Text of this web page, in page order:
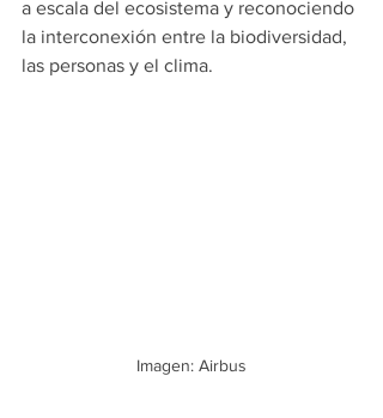
a escala del ecosistema y reconociendo
la interconexión entre la biodiversidad,
las personas y el clima.
Imagen: Airbus